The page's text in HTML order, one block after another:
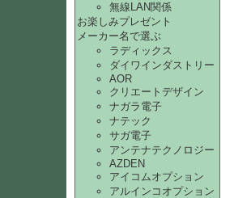
無線LAN関係
お楽しみプレゼント
メーカー名で選ぶ
ラディックス
ダイワインダストリー
AOR
クリエートデザイン
ナガラ電子
ナテック
サガ電子
アンテナテクノロジー
AZDEN
アイコムオプション
アルインコオプション